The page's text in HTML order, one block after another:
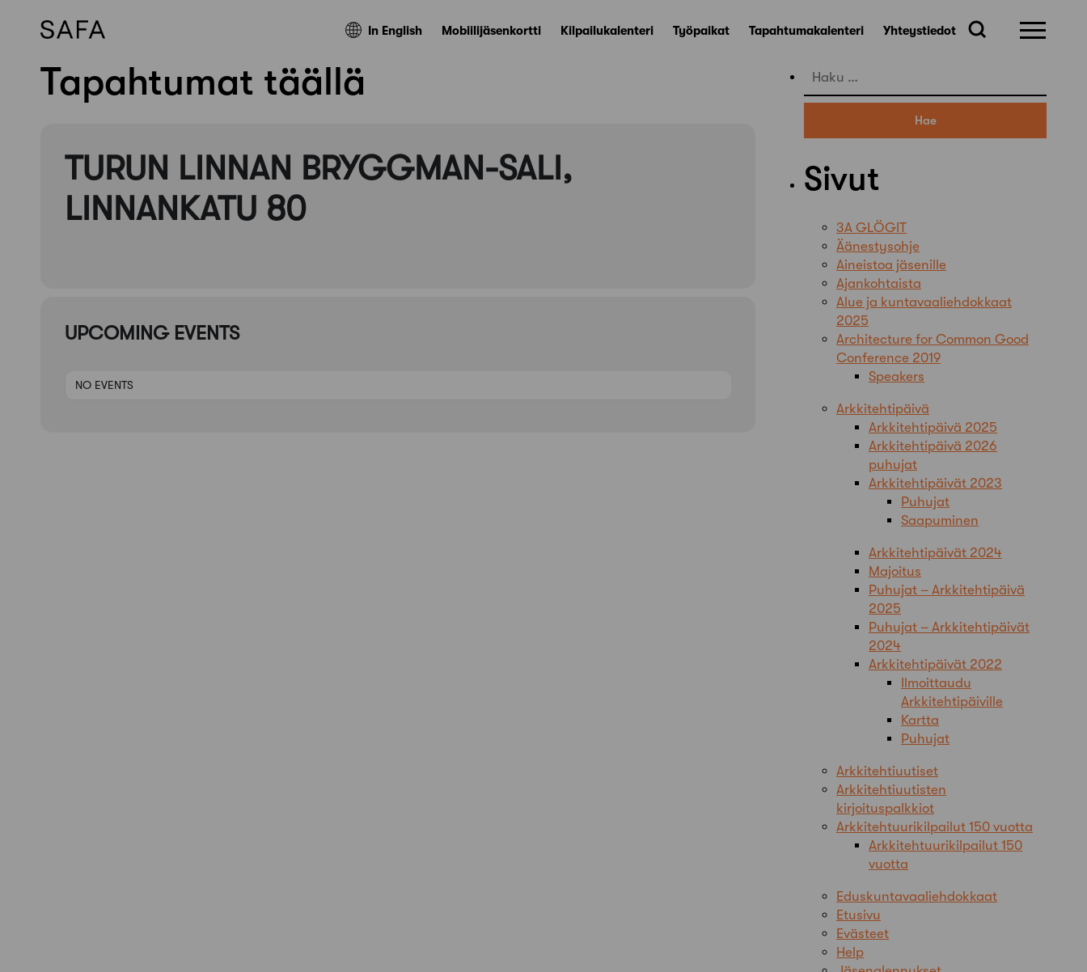
In English Mobiilijäsenkortti Kilpailukalenteri Työpaikat Tapahtumakalenteri Yhteystiedot
Tapahtumat täällä
TURUN LINNAN BRYGGMAN-SALI,
LINNANKATU 80
UPCOMING EVENTS
NO EVENTS
Haku:
Sivut
3A GLÖGIT
Äänestysohje
Aineistoa jäsenille
Ajankohtaista
Alue ja kuntavaaliehdokkaat
2025
Architecture for Common Good
Conference 2019
Speakers
Arkkitehtipäivä
Arkkitehtipäivä 2025
Arkkitehtipäivä 2026
puhujat
Arkkitehtipäivät 2023
Puhujat
Saapuminen
Arkkitehtipäivät 2024
Majoitus
Puhujat – Arkkitehtipäivä
2025
Puhujat – Arkkitehtipäivät
2024
Arkkitehtipäivät 2022
Ilmoittaudu
Arkkitehtipäiville
Kartta
Puhujat
Arkkitehtiuutiset
Arkkitehtiuutisten
kirjoituspalkkiot
Arkkitehtuurikilpailut 150 vuotta
Arkkitehtuurikilpailut 150
vuotta
Eduskuntavaaliehdokkaat
Etusivu
Evästeet
Help